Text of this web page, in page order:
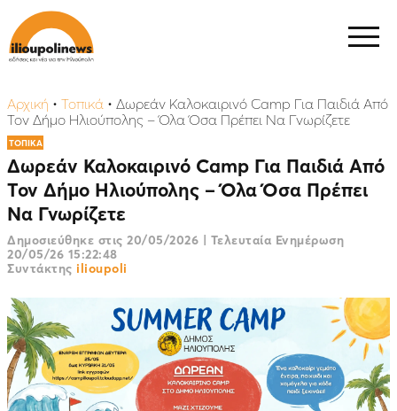
Αρχική • Τοπικά • Δωρεάν Καλοκαιρινό Camp Για Παιδιά Από
Τον Δήμο Ηλιούπολης – Όλα Όσα Πρέπει Να Γνωρίζετε
ΤΟΠΙΚΑ
Δωρεάν Καλοκαιρινό Camp Για Παιδιά Από
Τον Δήμο Ηλιούπολης – Όλα Όσα Πρέπει
Να Γνωρίζετε
Δημοσιεύθηκε στις 20/05/2026 | Τελευταία Ενημέρωση
20/05/26 15:22:48
Συντάκτης ilioupoli